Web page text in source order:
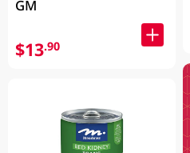
GM
$13.90